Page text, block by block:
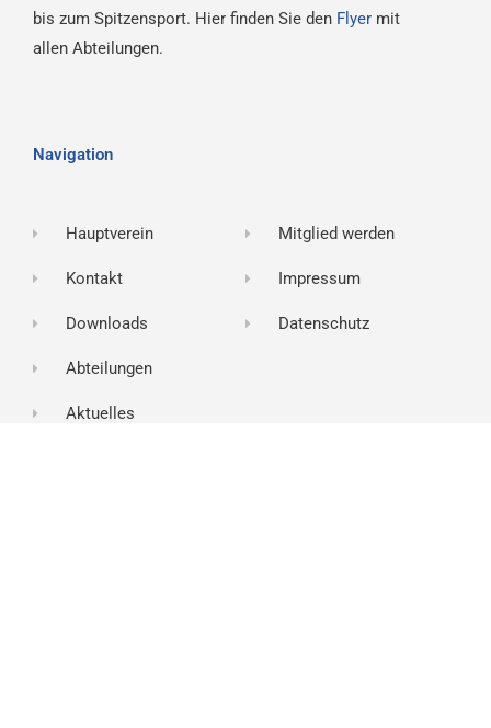
bis zum Spitzensport. Hier finden Sie den Flyer mit
allen Abteilungen.
Navigation
Hauptverein
Kontakt
Downloads
Abteilungen
Aktuelles
Mitglied werden
Impressum
Datenschutz